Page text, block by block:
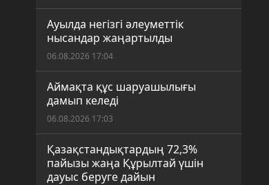
Ауылда негізгі әлеуметтік
нысандар жаңартылды
06.08.2026 17:04
Аймақта құс шаруашылығы
дамып келеді
06.08.2026 17:03
Қазақстандықтардың 72,3%
пайызы жаңа Құрылтай үшін
дауыс беруге дайын